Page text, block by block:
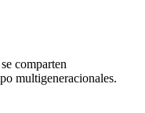
comparten
multigeneracionales.